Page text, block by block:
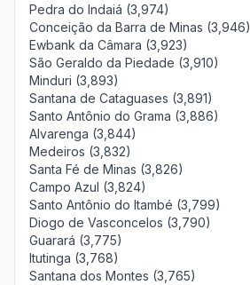
Pedra do Indaiá (3,974)
Conceição da Barra de Minas (3,946)
Ewbank da Câmara (3,923)
São Geraldo da Piedade (3,910)
Minduri (3,893)
Santana de Cataguases (3,891)
Santo Antônio do Grama (3,886)
Alvarenga (3,844)
Medeiros (3,832)
Santa Fé de Minas (3,826)
Campo Azul (3,824)
Santo Antônio do Itambé (3,799)
Diogo de Vasconcelos (3,790)
Guarará (3,775)
Itutinga (3,768)
Santana dos Montes (3,765)